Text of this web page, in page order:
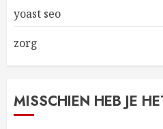
yoast seo
zorg
MISSCHIEN HEB JE